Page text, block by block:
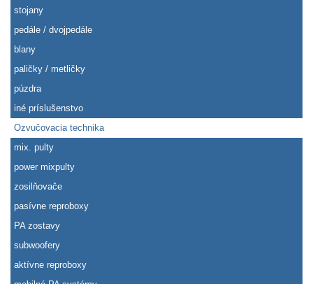
stojany
pedále / dvojpedále
blany
paličky / metličky
púzdra
iné príslušenstvo
Ozvučovacia technika
mix. pulty
power mixpulty
zosilňovače
pasívne reproboxy
PA zostavy
subwoofery
aktívne reproboxy